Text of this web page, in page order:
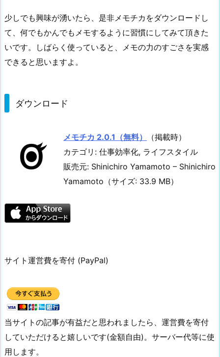
少しでも興味が湧いたら、是非メモチカをダウンロードし
て、何でもかんでもメモするように習慣にしてみて頂きた
いです。しばらく使っていると、メモの力のすごさを実感
できると思いますよ。
ダウンロード
メモチカ 2.0.1（無料）
（掲載時）
カテゴリ: 仕事効率化, ライフスタイル
販売元: Shinichiro Yamamoto – Shinichiro
Yamamoto（サイズ: 33.9 MB）
サイト運営費を寄付 (PayPal)
当サイトの記事が有益だと思われましたら、運営費を寄付
していただけると嬉しいです(金額自由)。サーバー代等に使
用します。